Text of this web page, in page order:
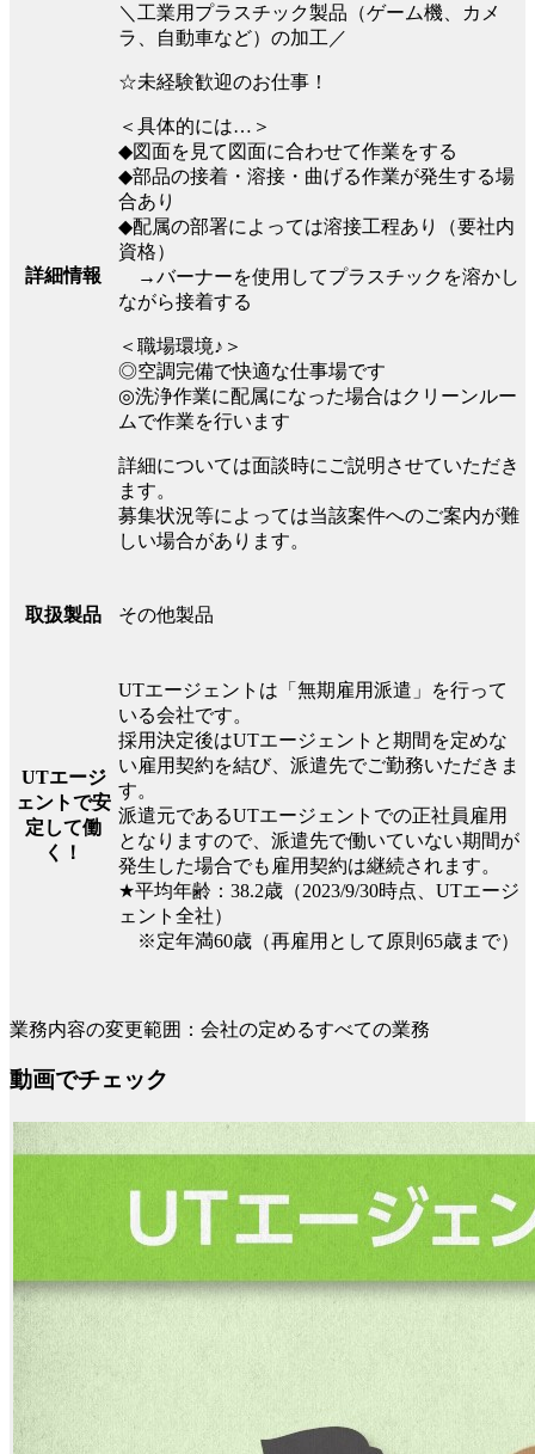
詳細情報
＼工業用プラスチック製品（ゲーム機、カメ
ラ、自動車など）の加工／
☆未経験歓迎のお仕事！
＜具体的には…＞
◆図面を見て図面に合わせて作業をする
◆部品の接着・溶接・曲げる作業が発生する場
合あり
◆配属の部署によっては溶接工程あり（要社内
資格）
→バーナーを使用してプラスチックを溶かし
ながら接着する
＜職場環境♪＞
◎空調完備で快適な仕事場です
◎洗浄作業に配属になった場合はクリーンルー
ムで作業を行います
詳細については面談時にご説明させていただき
ます。
募集状況等によっては当該案件へのご案内が難
しい場合があります。
取扱製品 その他製品
UTエージ
ェントで安
定して働
く！
UTエージェントは「無期雇用派遣」を行って
いる会社です。
採用決定後はUTエージェントと期間を定めな
い雇用契約を結び、派遣先でご勤務いただきま
す。
派遣元であるUTエージェントでの正社員雇用
となりますので、派遣先で働いていない期間が
発生した場合でも雇用契約は継続されます。
★平均年齢：38.2歳（2023/9/30時点、UTエージ
ェント全社）
※定年満60歳（再雇用として原則65歳まで）
業務内容の変更範囲：会社の定めるすべての業務
動画でチェック